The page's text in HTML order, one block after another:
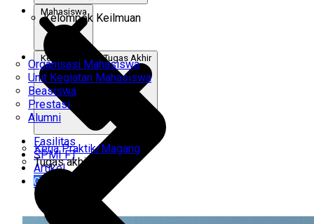
Kelompok Keilmuan
Mahasiswa
Organisasi Mahasiswa
Unit Kegiatan Mahasiswa
Beasiswa
Prestasi
Alumni
Kerja Praktik & Tugas Akhir
Kerja Praktik/Magang
Tugas akhir
Fasilitas
SPMI FT
Artikel
Gabung Kami